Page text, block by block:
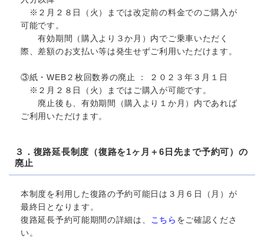
※２月２８日（火）までは改定前の料金でのご購入が
可能です。
有効期間（購入より３か月）内でご乗車いただく
際、差額のお支払い等は発生せずご利用いただけます。
③紙・WEB２枚回数券の廃止 ： ２０２３年３月１日
※２月２８日（火）まではご購入が可能です。
廃止後も、有効期間（購入より１か月）内であれば
ご利用いただけます。
３．復路延長制度（復路を1ヶ月＋6日先まで予約可）の
廃止
本制度を利用した復路の予約可能日は３月６日（月）が
最終日となります。
復路延長予約可能期間の詳細は、
こちら をご確認くださ
い。